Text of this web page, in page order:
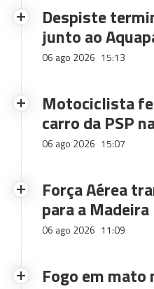
Despiste
junto ao
06 ago 2026 15:13
Motociclista
carro da PSP
06 ago 2026 15:07
Força Aérea
para a Madeira
06 ago 2026 11:09
Fogo em mato